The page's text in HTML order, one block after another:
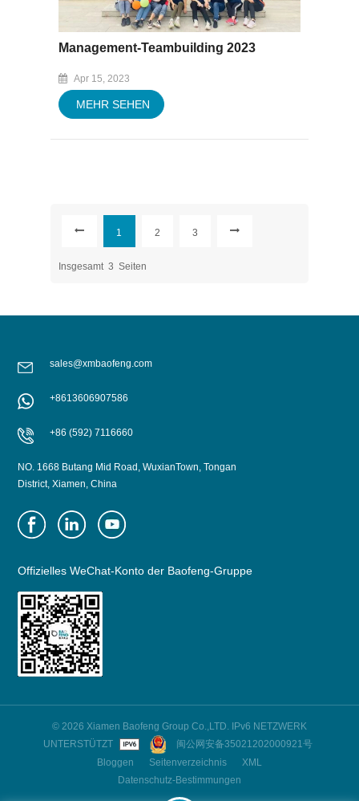
Management-Teambuilding 2023
Apr 15, 2023
MEHR SEHEN
1 2 3
Insgesamt 3 Seiten
sales@xmbaofeng.com
+8613606907586
+86 (592) 7116660
NO. 1668 Butang Mid Road, WuxianTown, Tongan
District, Xiamen, China
Offizielles WeChat-Konto der Baofeng-Gruppe
© 2026 Xiamen Baofeng Group Co.,LTD. IPv6 NETZWERK
UNTERSTÜTZT
闽公网安备35021202000921号
Bloggen
Seitenverzeichnis
XML
Datenschutz-Bestimmungen